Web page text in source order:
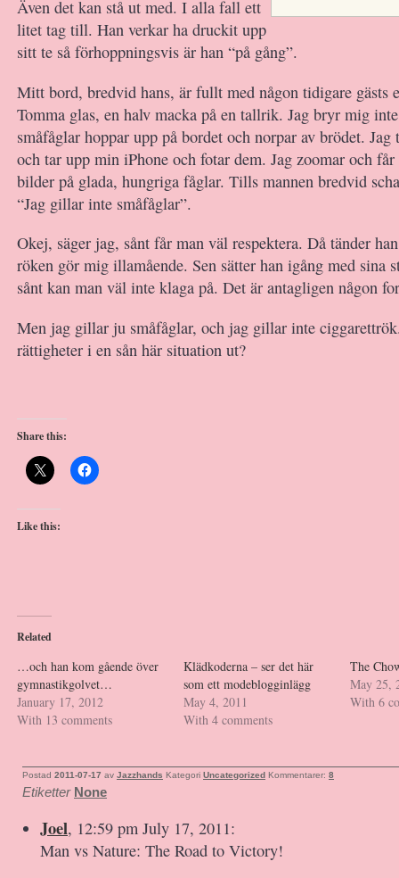
Även det kan stå ut med. I alla fall ett
litet tag till. Han verkar ha druckit upp
sitt te så förhoppningsvis är han “på gång”.
Mitt bord, bredvid hans, är fullt med någon tidigare gästs
Tomma glas, en halv macka på en tallrik. Jag bryr mig
småfåglar hoppar upp på bordet och norpar av brödet.
och tar upp min iPhone och fotar dem. Jag zoomar och får
bilder på glada, hungriga fåglar. Tills mannen bredvid
“Jag gillar inte småfåglar”.
Okej, säger jag, sånt får man väl respektera. Då tänder
röken gör mig illamående. Sen sätter han igång med sina
sånt kan man väl inte klaga på. Det är antagligen någon
Men jag gillar ju småfåglar, och jag gillar inte
rättigheter i en sån här situation ut?
Share this:
Like this:
Related
…och han kom gående över
gymnastikgolvet…
January 17, 2012
With 13 comments
Klädkoderna – ser det här
som ett modeblogginlägg
May 4, 2011
With 4 comments
The
May 25,
With 6
Postad 2011-07-17 av Jazzhands Kategori Uncategorized Kommentarer: 8
Etiketter None
Joel, 12:59 pm July 17, 2011:
Man vs Nature: The Road to Victory!